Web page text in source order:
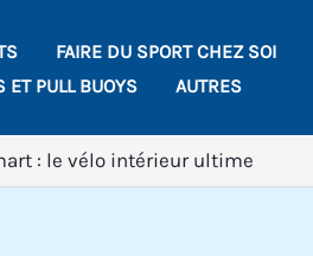
FAIRE DU SPORT CHEZ SOI
ET PULL BUOYS
AUTRES
: le vélo intérieur ultime